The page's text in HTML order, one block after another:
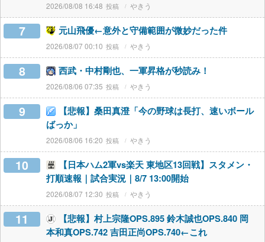
2026/08/08 16:48 やきう
7 元山飛優←意外と守備範囲が微妙だった件
2026/08/07 00:10 やきう
8 西武・中村剛也、一軍昇格が秒読み！
2026/08/06 07:35 やきう
9
【悲報】桑田真澄「今の野球は長打、速いボール
ばっか」
2026/08/06 16:20 やきう
10
【日本ハム2軍vs楽天 東地区13回戦】スタメン・
打順速報｜試合実況｜8/7 13:00開始
2026/08/07 12:30 やきう
11
【悲報】村上宗隆OPS.895 鈴木誠也OPS.840 岡
本和真OPS.742 吉田正尚OPS.740←これ